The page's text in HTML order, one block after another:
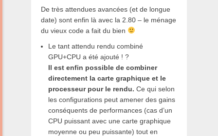
De très attendues avancées (et de longue
date) sont enfin là avec la 2.80 – le ménage
du vieux code a fait du bien
Le tant attendu rendu combiné
GPU+CPU a été ajouté ! ?
Il est enfin possible de combiner
directement la carte graphique et le
processeur pour le rendu. Ce qui selon
les configurations peut amener des gains
conséquents de performances (cas d’un
CPU puissant avec une carte graphique
moyenne ou peu puissante) tout en